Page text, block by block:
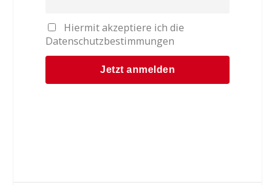
Hiermit akzeptiere ich die
Datenschutzbestimmungen